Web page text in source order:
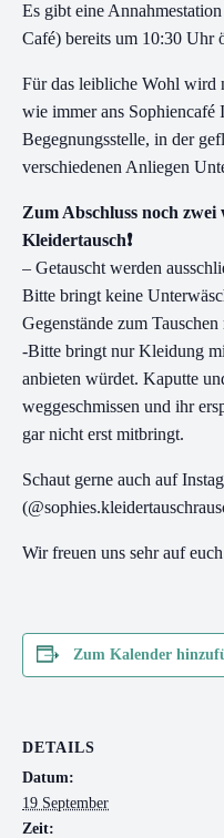
Es gibt eine
Café) bereits um 10:30 Uhr
Für das leibliche Wohl wird
wie immer ans
Begegnungsstelle, in der
verschiedenen Anliegen
Zum Abschluss noch
Kleidertausch❗
– Getauscht werden
Bitte bringt keine
Gegenstände zum
-Bitte bringt nur Kleidung
anbieten würdet. Kaputte
weggeschmissen und ihr
gar nicht erst mitbringt.
Schaut gerne auch auf
Wir freuen uns sehr auf
Zum Kalender
DETAILS
Datum:
19 September
Zeit: